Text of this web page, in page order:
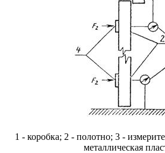
1 - коробка; 2 - полотно; 3 -
металлическая